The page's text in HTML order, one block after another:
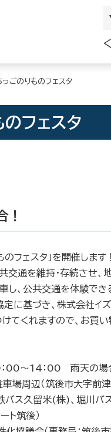
ごのりものフェスタ
フェスタ
！
フェスタ」を開催します
交通を維持・存続させ
、公共交通を体験でき
に基づき、株式会社イ
てくれますので、お買
14：00 雨天の場合
場周辺（筑後市大字前
ス久留米(株)、堀川バス
後）